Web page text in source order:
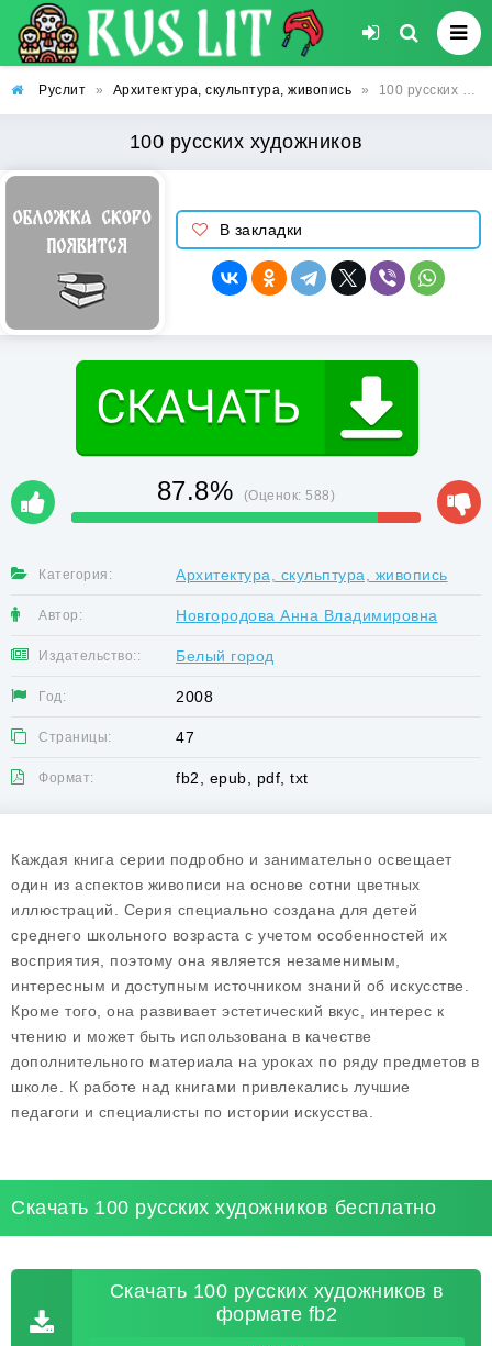
Руслит » Архитектура, скульптура, живопись » 100 русских художников
100 русских художников
В закладки
87.8% (Оценок:588)
Категория: Архитектура, скульптура, живопись
Автор: Новгородова Анна Владимировна
Издательство:: Белый город
Год: 2008
Страницы: 47
Формат: fb2, epub, pdf, txt
Каждая книга серии подробно и занимательно освещает
один из аспектов живописи на основе сотни цветных
иллюстраций. Серия специально создана для детей
среднего школьного возраста с учетом особенностей их
восприятия, поэтому она является незаменимым,
интересным и доступным источником знаний об искусстве.
Кроме того, она развивает эстетический вкус, интерес к
чтению и может быть использована в качестве
дополнительного материала на уроках по ряду предметов в
школе. К работе над книгами привлекались лучшие
педагоги и специалисты по истории искусства.
Скачать 100 русских художников бесплатно
Скачать 100 русских художников в
формате fb2